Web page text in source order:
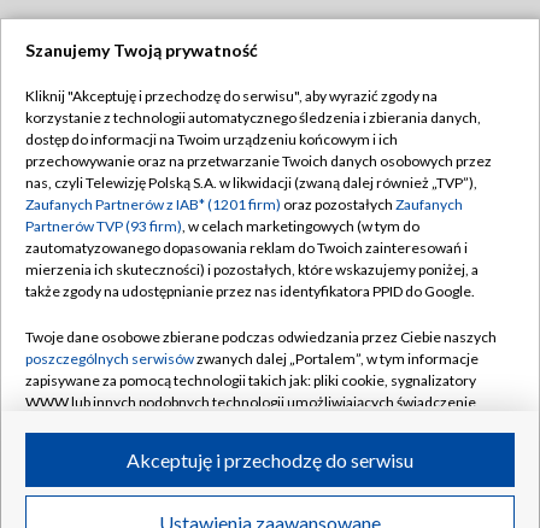
TVP
Abonament TVP
Emisja w TVP
Centrum informacji TVP
Naziemna Telewizja Cyfrowa
Rada Programowa
System NOS
Informacje o nadawcy
Program dla prasy
Regulamin TVP
Polityka prywatności
Moje zgody
Pomoc
Kontakt
Kanały
©2026 Telewizja Polska S.A. w likwidacji
Szanujemy Twoją prywatność
Kliknij "Akceptuję i przechodzę do serwisu", aby wyrazić zgody na
korzystanie z technologii automatycznego śledzenia i zbierania danych,
dostęp do informacji na Twoim urządzeniu końcowym i ich
przechowywanie oraz na przetwarzanie Twoich danych osobowych przez
nas, czyli Telewizję Polską S.A. w likwidacji (zwaną dalej również „TVP”),
Zaufanych Partnerów z IAB* (1201 firm) oraz pozostałych Zaufanych
Partnerów TVP (93 firm), w celach marketingowych (w tym do
zautomatyzowanego dopasowania reklam do Twoich zainteresowań i
mierzenia ich skuteczności) i pozostałych, które wskazujemy poniżej, a
także zgody na udostępnianie przez nas identyfikatora PPID do Google.
Twoje dane osobowe zbierane podczas odwiedzania przez Ciebie naszych
poszczególnych serwisówzwanych dalej „Portalem”, w tym informacje
zapisywane za pomocą technologii takich jak: pliki cookie, sygnalizatory
WWW lub innych podobnych technologii umożliwiających świadczenie
ruchu w Internecie.
Twoje dane osobowe zbierane podczas odwiedzania przez Ciebie
Ustawienia zaawansowane
Akceptuję i przechodzę do serwisu